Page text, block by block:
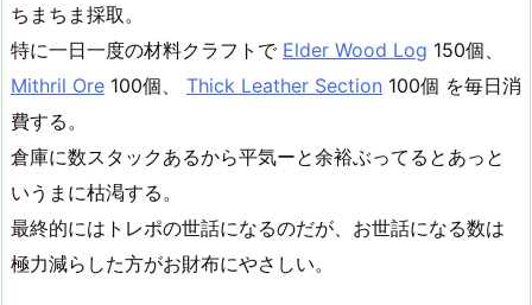
ちまちま採取。
特に一日一度の材料クラフトで Elder Wood Log 150個、
Mithril Ore 100個、 Thick Leather Section 100個 を毎日消
費する。
倉庫に数スタックあるから平気ーと余裕ぶってるとあっと
いうまに枯渇する。
最終的にはトレポの世話になるのだが、お世話になる数は
極力減らした方がお財布にやさしい。